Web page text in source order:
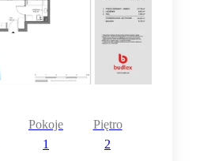
Pokoje
1
Piętro
2